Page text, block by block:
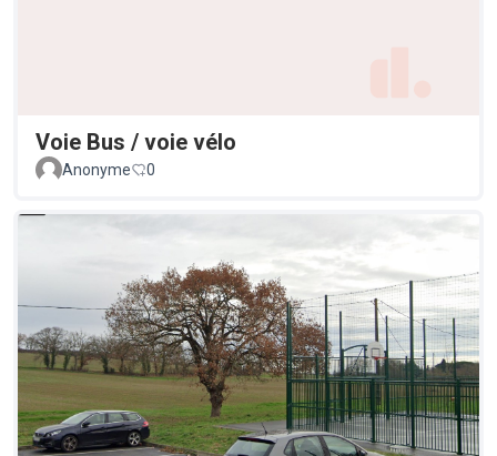
Voie Bus / voie vélo
Anonyme 0